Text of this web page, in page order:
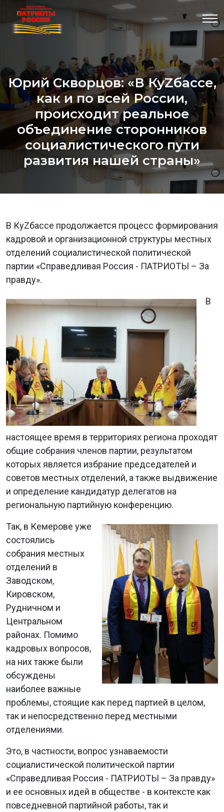
Юрий Скворцов: «В КуZбассе,
как и по всей России,
происходит реальное
объединение сторонников
социалистического пути
развития нашей страны»
В КуZбассе продолжается процесс формирования
кадровой и организационной структуры местных
отделений социалистической политической
партии «Справедливая Россия - ПАТРИОТЫ – За
правду».
В
настоящее время в территориях региона проходят
общие собрания членов партии, результатом
которых является избрание председателей и
советов местных отделений, а также выдвижение
и определение кандидатур делегатов на
региональную партийную конференцию.
Так, в Кемерове уже
состоялись
собрания местных
отделений в
Заводском,
Кировском,
Рудничном и
Центральном
районах. Помимо
кадровых вопросов,
на них также были
обсуждены
наиболее важные
проблемы, стоящие как перед партией в целом,
так и непосредственно перед местными
отделениями.
Это, в частности, вопрос узнаваемости
социалистической политической партии
«Справедливая Россия - ПАТРИОТЫ – За правду»
и ее основных идей в обществе - в контексте как
повседневной партийной работы, так и